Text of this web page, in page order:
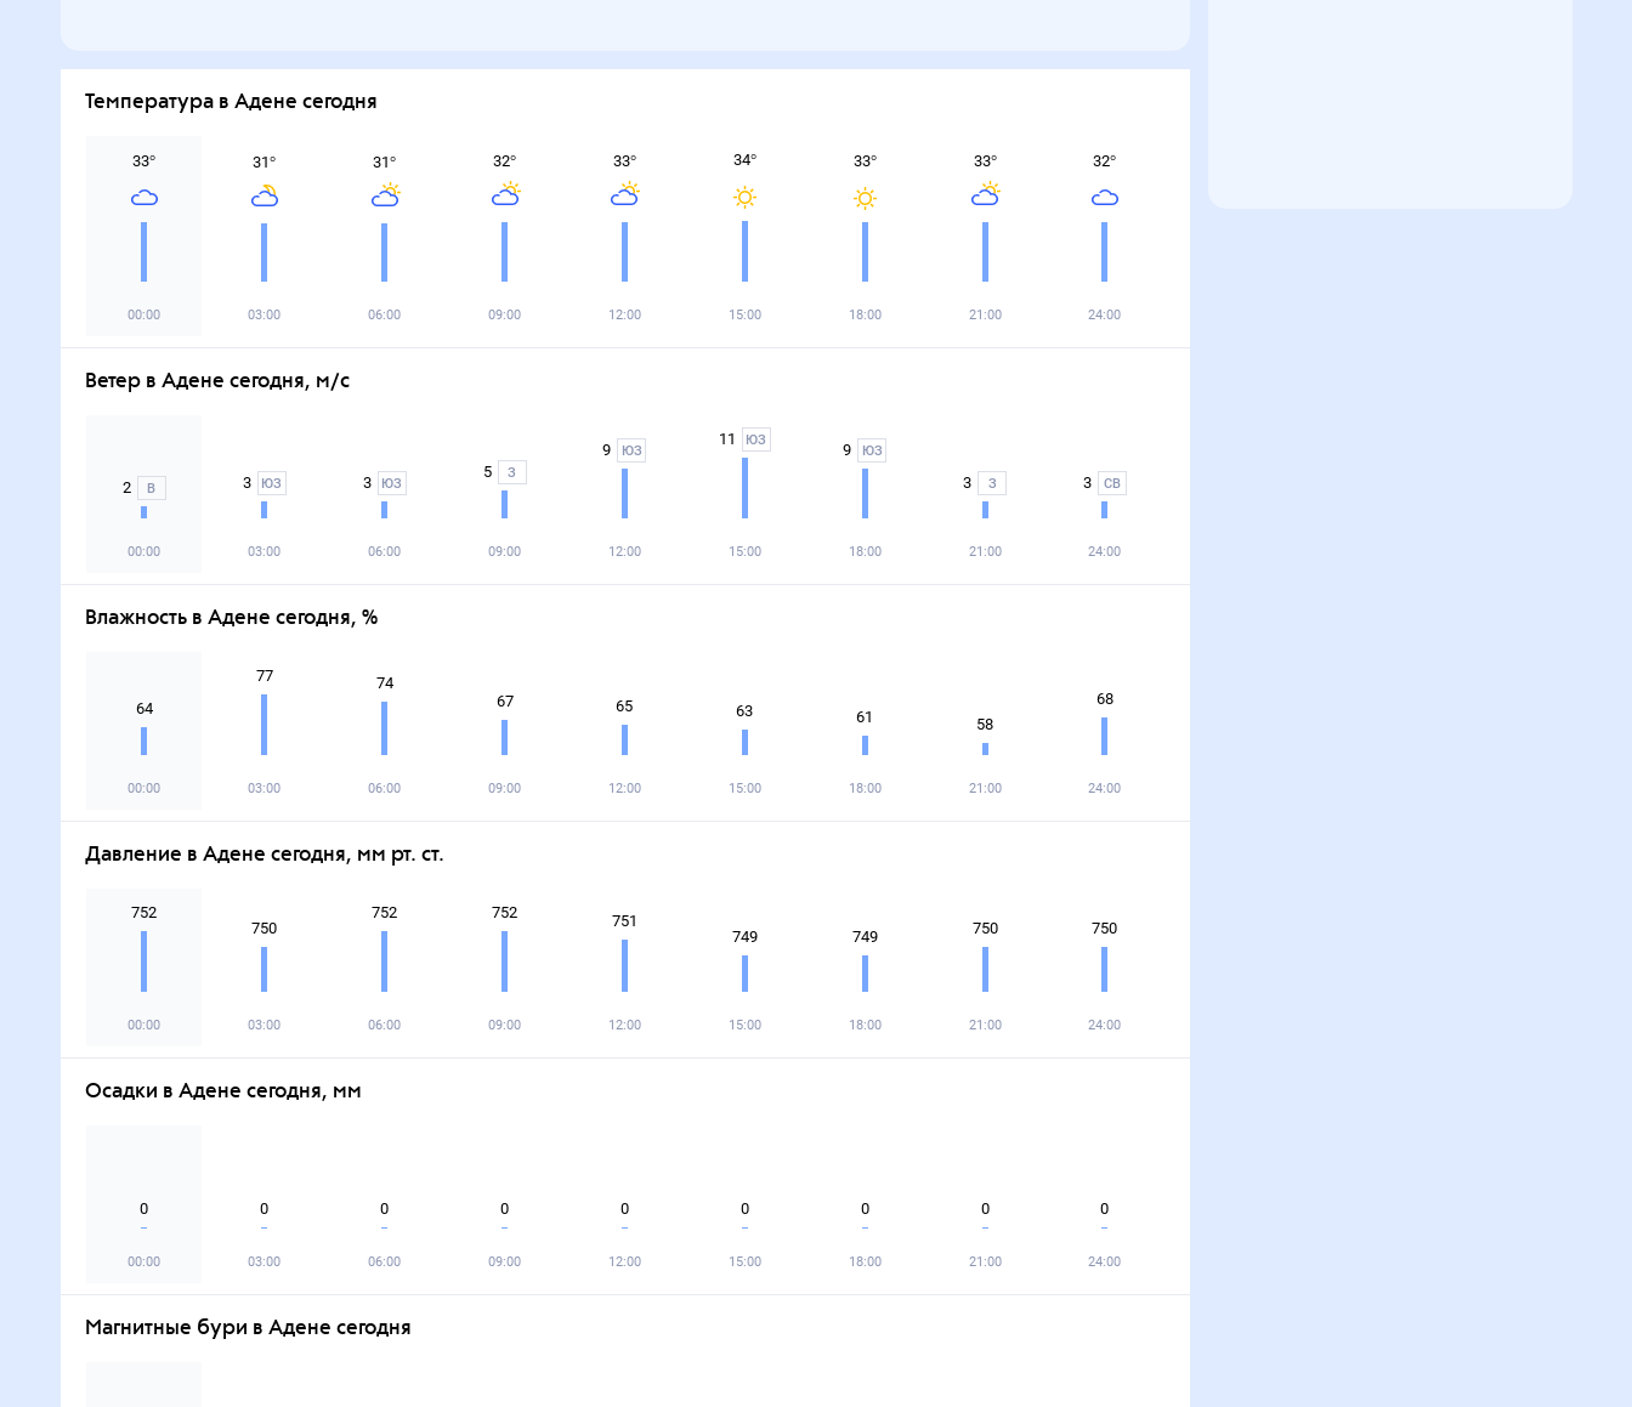
Температура в Адене сегодня
33°
00:00
31°
03:00
31°
06:00
32°
09:00
33°
12:00
34°
15:00
33°
18:00
33°
21:00
32°
24:00
Ветер в Адене сегодня, м/с
2 В
00:00
3 ЮЗ
03:00
3 ЮЗ
06:00
5 З
09:00
9 ЮЗ
12:00
11 ЮЗ
15:00
9 ЮЗ
18:00
3 З
21:00
3 СВ
24:00
Влажность в Адене сегодня, %
64
00:00
77
03:00
74
06:00
67
09:00
65
12:00
63
15:00
61
18:00
58
21:00
68
24:00
Давление в Адене сегодня, мм рт. ст.
752
00:00
750
03:00
752
06:00
752
09:00
751
12:00
749
15:00
749
18:00
750
21:00
750
24:00
Осадки в Адене сегодня, мм
0
00:00
0
03:00
0
06:00
0
09:00
0
12:00
0
15:00
0
18:00
0
21:00
0
24:00
Магнитные бури в Адене сегодня